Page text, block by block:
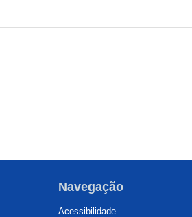
Navegação
Acessibilidade